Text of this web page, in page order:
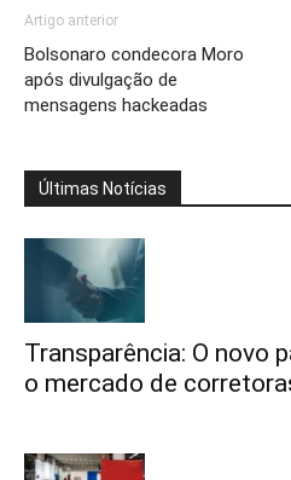
Artigo anterior
Bolsonaro condecora Moro
após divulgação de
mensagens hackeadas
Últimas Notícias
Transparência: O novo
o mercado de